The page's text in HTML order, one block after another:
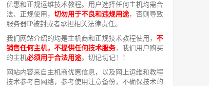
优惠和正规运维技术教程。用户选择任何主机均需合
法、正规使用， 切勿用于不良和违规用途，否则导致
服务器IP被封或者承担相关法律责任。
我们网站介绍的均是主机商和正规技术教程使用， 不
销售任何主机，不提供任何技术服务，我们用户购买
的主机必须用于合法用途。切记切记！！
网站内容来自主机商优惠信息，以及网上运维和教程
技术参考自网络，参考使用注意备份，不确保技术的